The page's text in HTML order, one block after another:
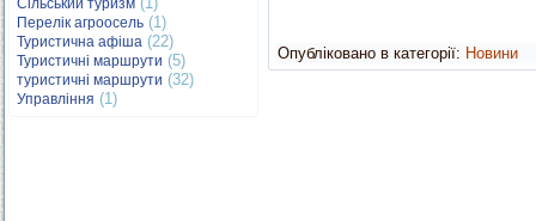
Сільський туризм
Перелік агроосель (1)
Туристична афіша (22)
Туристичні маршрути (5)
туристичні маршрути (32)
Управління (1)
Опубліковано в категорії: Новини